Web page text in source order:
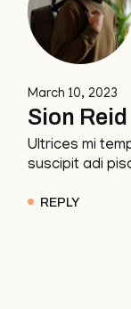
March 10, 2023
Sion Reid
Ultrices mi
suscipit adi
REPLY